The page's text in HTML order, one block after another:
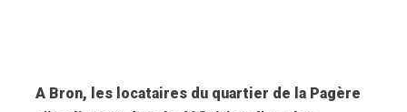
A Bron, les locataires du quartier de la Pagère